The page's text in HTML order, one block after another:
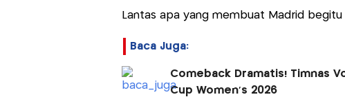
Lantas apa yang membuat Madrid
Baca Juga:
Comeback Dramatis! Timnas
Cup Women's 2026